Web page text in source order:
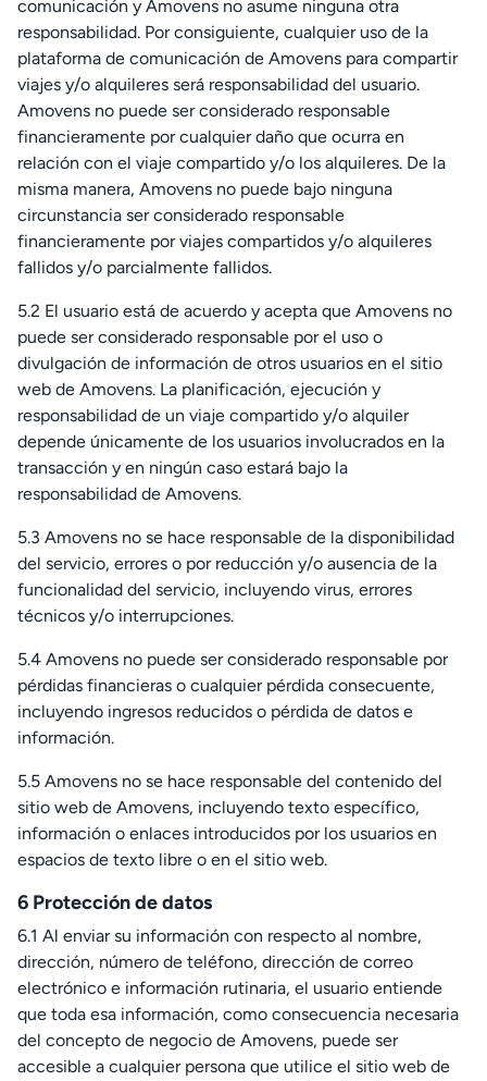
comunicación y Amovens no asume ninguna otra
responsabilidad. Por consiguiente, cualquier uso de la
plataforma de comunicación de Amovens para compartir
viajes y/o alquileres será responsabilidad del usuario.
Amovens no puede ser considerado responsable
financieramente por cualquier daño que ocurra en
relación con el viaje compartido y/o los alquileres. De la
misma manera, Amovens no puede bajo ninguna
circunstancia ser considerado responsable
financieramente por viajes compartidos y/o alquileres
fallidos y/o parcialmente fallidos.
5.2 El usuario está de acuerdo y acepta que Amovens no
puede ser considerado responsable por el uso o
divulgación de información de otros usuarios en el sitio
web de Amovens. La planificación, ejecución y
responsabilidad de un viaje compartido y/o alquiler
depende únicamente de los usuarios involucrados en la
transacción y en ningún caso estará bajo la
responsabilidad de Amovens.
5.3 Amovens no se hace responsable de la disponibilidad
del servicio, errores o por reducción y/o ausencia de la
funcionalidad del servicio, incluyendo virus, errores
técnicos y/o interrupciones.
5.4 Amovens no puede ser considerado responsable por
pérdidas financieras o cualquier pérdida consecuente,
incluyendo ingresos reducidos o pérdida de datos e
información.
5.5 Amovens no se hace responsable del contenido del
sitio web de Amovens, incluyendo texto específico,
información o enlaces introducidos por los usuarios en
espacios de texto libre o en el sitio web.
6 Protección de datos
6.1 Al enviar su información con respecto al nombre,
dirección, número de teléfono, dirección de correo
electrónico e información rutinaria, el usuario entiende
que toda esa información, como consecuencia necesaria
del concepto de negocio de Amovens, puede ser
accesible a cualquier persona que utilice el sitio web de